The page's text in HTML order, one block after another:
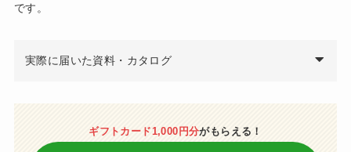
です。
実際に届いた資料・カタログ
ギフトカード1,000円分がもらえる！